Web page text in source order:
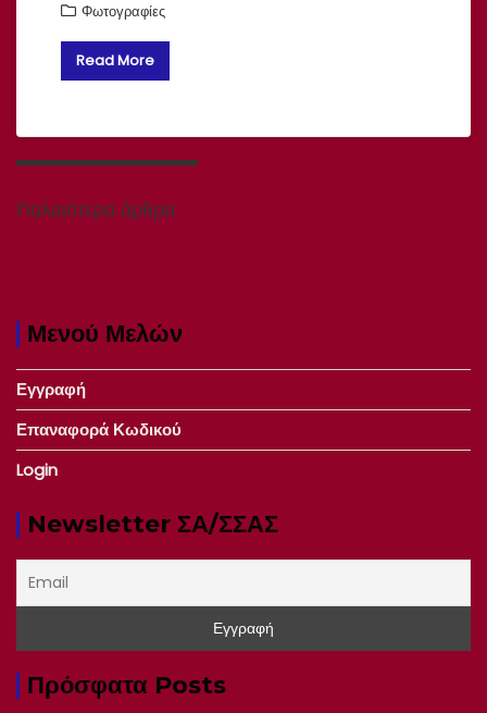
Φωτογραφίες
Read More
Πλοήγηση
άρθρων
Παλαιότερα άρθρα
Μενού Μελών
Εγγραφή
Επαναφορά Κωδικού
Login
Newsletter ΣΑ/ΣΣΑΣ
Πρόσφατα Posts